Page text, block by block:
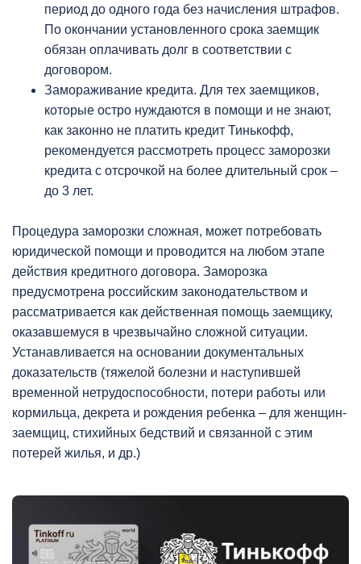
период до одного года без начисления штрафов.
По окончании установленного срока заемщик
обязан оплачивать долг в соответствии с
договором.
Замораживание кредита. Для тех заемщиков,
которые остро нуждаются в помощи и не знают,
как законно не платить кредит Тинькофф,
рекомендуется рассмотреть процесс заморозки
кредита с отсрочкой на более длительный срок –
до 3 лет.
Процедура заморозки сложная, может потребовать
юридической помощи и проводится на любом этапе
действия кредитного договора. Заморозка
предусмотрена российским законодательством и
рассматривается как действенная помощь заемщику,
оказавшемуся в чрезвычайно сложной ситуации.
Устанавливается на основании документальных
доказательств (тяжелой болезни и наступившей
временной нетрудоспособности, потери работы или
кормильца, декрета и рождения ребенка – для женщин-
заемщиц, стихийных бедствий и связанной с этим
потерей жилья, и др.)